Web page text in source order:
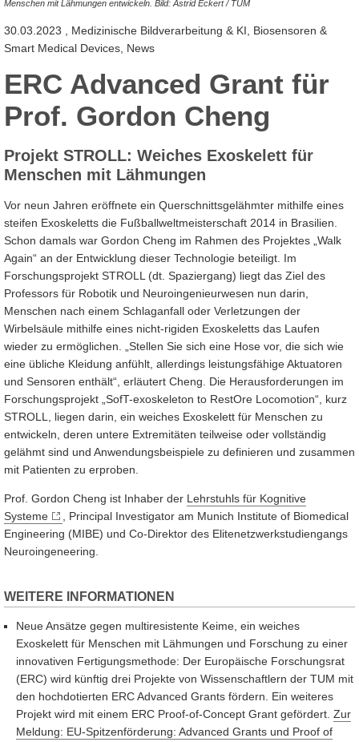
Menschen mit Lähmungen entwickeln. Bild: Astrid Eckert / TUM
30.03.2023
, Medizinische Bildverarbeitung & KI, Biosensoren &
Smart Medical Devices, News
ERC Advanced Grant für
Prof. Gordon Cheng
Projekt STROLL: Weiches Exoskelett für
Menschen mit Lähmungen
Vor neun Jahren eröffnete ein Querschnittsgelähmter mithilfe eines
steifen Exoskeletts die Fußballweltmeisterschaft 2014 in Brasilien.
Schon damals war Gordon Cheng im Rahmen des Projektes „Walk
Again“ an der Entwicklung dieser Technologie beteiligt. Im
Forschungsprojekt STROLL (dt. Spaziergang) liegt das Ziel des
Professors für Robotik und Neuroingenieurwesen nun darin,
Menschen nach einem Schlaganfall oder Verletzungen der
Wirbelsäule mithilfe eines nicht-rigiden Exoskeletts das Laufen
wieder zu ermöglichen. „Stellen Sie sich eine Hose vor, die sich wie
eine übliche Kleidung anfühlt, allerdings leistungsfähige Aktuatoren
und Sensoren enthält“, erläutert Cheng. Die Herausforderungen im
Forschungsprojekt „SofT-exoskeleton to RestOre Locomotion“, kurz
STROLL, liegen darin, ein weiches Exoskelett für Menschen zu
entwickeln, deren untere Extremitäten teilweise oder vollständig
gelähmt sind und Anwendungsbeispiele zu definieren und zusammen
mit Patienten zu erproben.
Prof. Gordon Cheng ist Inhaber der Lehrstuhls für Kognitive
Systeme
, Principal Investigator am Munich Institute of Biomedical
Engineering (MIBE) und Co-Direktor des Elitenetzwerkstudiengangs
Neuroingeneering.
WEITERE INFORMATIONEN
Neue Ansätze gegen multiresistente Keime, ein weiches
Exoskelett für Menschen mit Lähmungen und Forschung zu einer
innovativen Fertigungsmethode: Der Europäische Forschungsrat
(ERC) wird künftig drei Projekte von Wissenschaftlern der TUM mit
den hochdotierten ERC Advanced Grants fördern. Ein weiteres
Projekt wird mit einem ERC Proof-of-Concept Grant gefördert.Zur
Meldung: EU-Spitzenförderung: Advanced Grants und Proof of